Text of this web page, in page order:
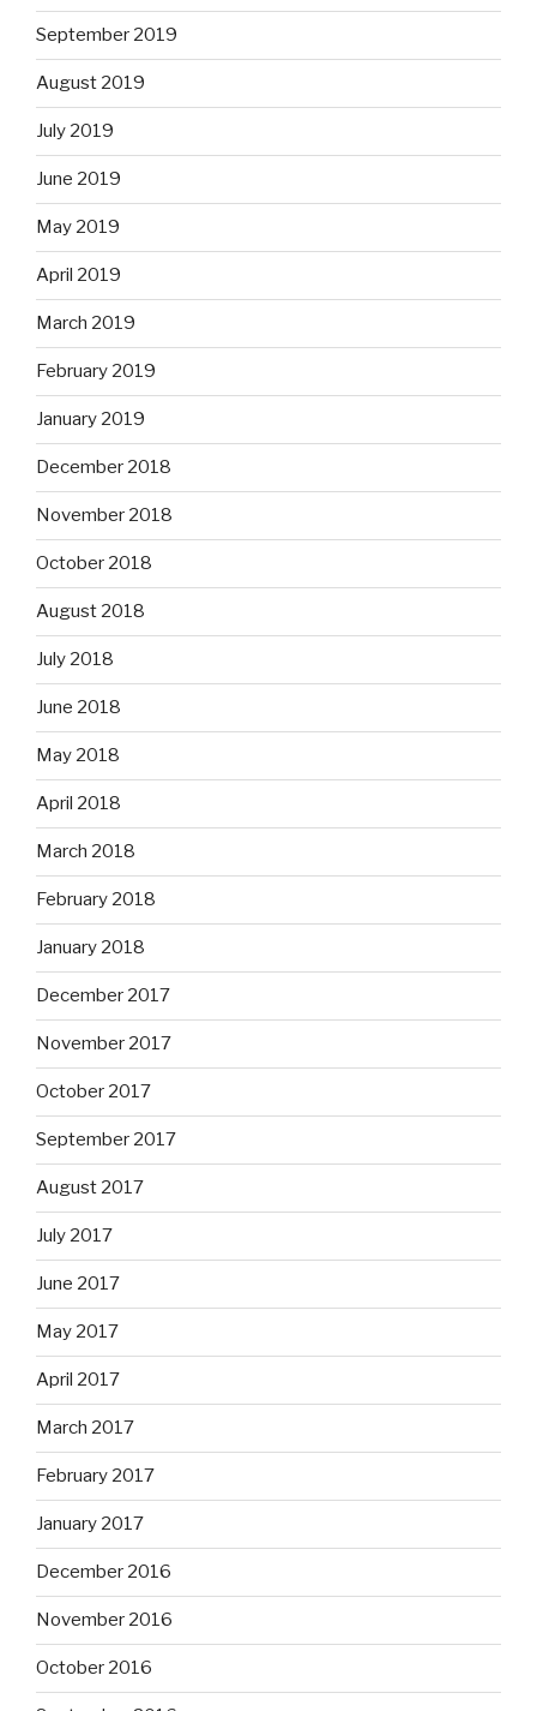
September 2019
August 2019
July 2019
June 2019
May 2019
April 2019
March 2019
February 2019
January 2019
December 2018
November 2018
October 2018
August 2018
July 2018
June 2018
May 2018
April 2018
March 2018
February 2018
January 2018
December 2017
November 2017
October 2017
September 2017
August 2017
July 2017
June 2017
May 2017
April 2017
March 2017
February 2017
January 2017
December 2016
November 2016
October 2016